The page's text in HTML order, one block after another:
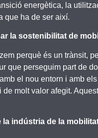
energètica, la
que ha de ser així.
la sostenibilitat de
perquè és un trànsit,
que perseguim part de
el nou entorn i amb
molt valor afegit.
indústria de la